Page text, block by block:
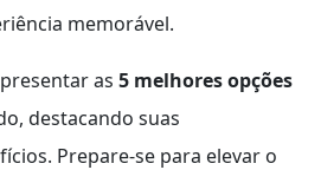
memorável.
as 5 melhores opções
destacando suas
Prepare-se para elevar o